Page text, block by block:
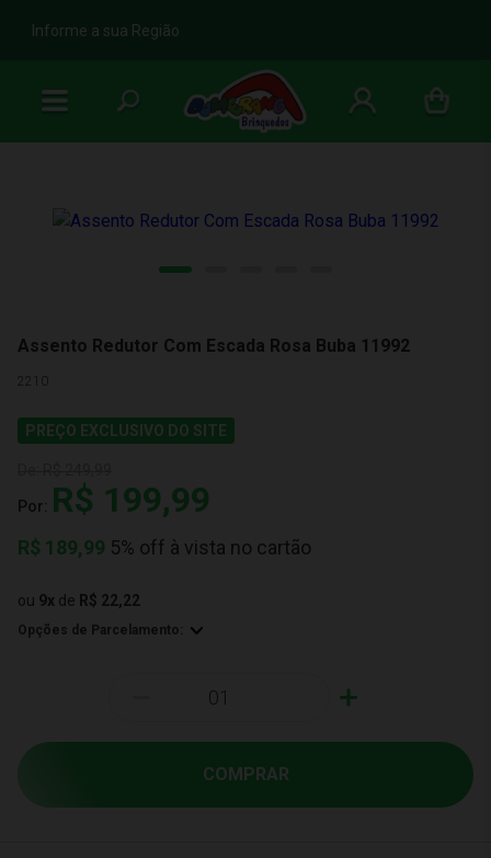
b
Informe a sua Região
Assento Redutor Com Escada Rosa Buba 11992
PREÇO EXCLUSIVO DO SITE
Por: R$ 199,99
R$ 189,99 5% off à vista no cartão
ou 9x de R$ 22,22
Opções de Parcelamento:
+
COMPRAR